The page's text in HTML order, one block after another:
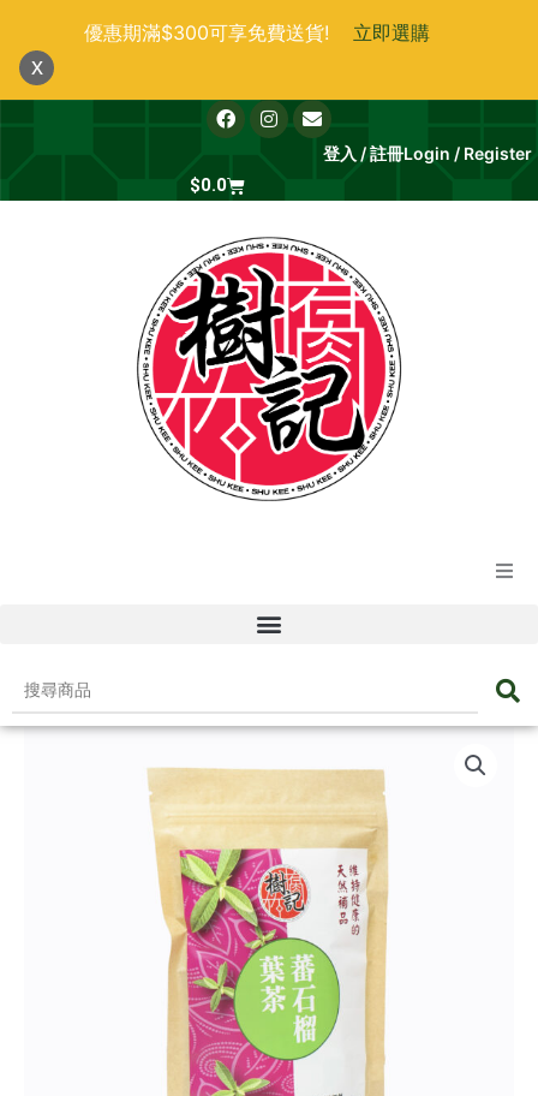
優惠期滿$300可享免費送貨! 立即選購
x
要
F
a
c
b
o
k
I
n
s
g
a
m
E
n
v
o
e
登入 / 註冊Login / Register
$0.0Cart
搜
尋